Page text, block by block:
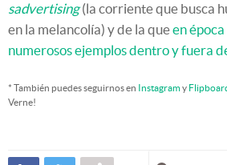
sadvertising(la corriente que busca
en la melancolía) y de la queen
numerosos ejemplos dentro y fuera
* También puedes seguirnos en Instagramy
Verne!